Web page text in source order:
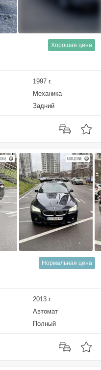
Хорошая цена
1997 г.
Механика
Задний
Нормальная цена
2013 г.
Автомат
Полный